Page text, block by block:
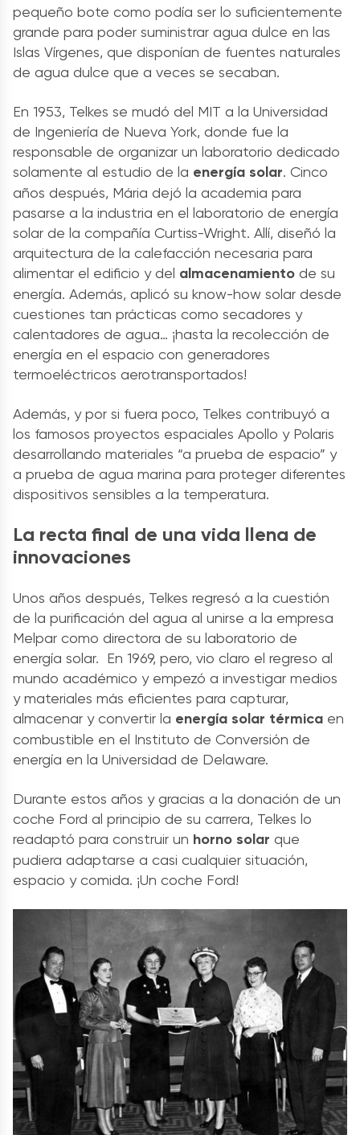
pequeño bote como podía ser lo suficientemente
grande para poder suministrar agua dulce en las
Islas Vírgenes, que disponían de fuentes naturales
de agua dulce que a veces se secaban.
En 1953, Telkes se mudó del MIT a la Universidad
de Ingeniería de Nueva York, donde fue la
responsable de organizar un laboratorio dedicado
solamente al estudio de la energía solar. Cinco
años después, Mária dejó la academia para
pasarse a la industria en el laboratorio de energía
solar de la compañía Curtiss-Wright. Allí, diseñó la
arquitectura de la calefacción necesaria para
alimentar el edificio y del almacenamiento de su
energía. Además, aplicó su know-how solar desde
cuestiones tan prácticas como secadores y
calentadores de agua… ¡hasta la recolección de
energía en el espacio con generadores
termoeléctricos aerotransportados!
Además, y por si fuera poco, Telkes contribuyó a
los famosos proyectos espaciales Apollo y Polaris
desarrollando materiales “a prueba de espacio” y
a prueba de agua marina para proteger diferentes
dispositivos sensibles a la temperatura.
La recta final de una vida llena de
innovaciones
Unos años después, Telkes regresó a la cuestión
de la purificación del agua al unirse a la empresa
Melpar como directora de su laboratorio de
energía solar. En 1969, pero, vio claro el regreso al
mundo académico y empezó a investigar medios
y materiales más eficientes para capturar,
almacenar y convertir la energía solar térmica en
combustible en el Instituto de Conversión de
energía en la Universidad de Delaware.
Durante estos años y gracias a la donación de un
coche Ford al principio de su carrera, Telkes lo
readaptó para construir un horno solar que
pudiera adaptarse a casi cualquier situación,
espacio y comida. ¡Un coche Ford!